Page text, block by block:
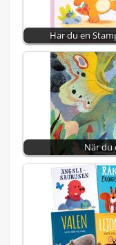
Har du en
När du